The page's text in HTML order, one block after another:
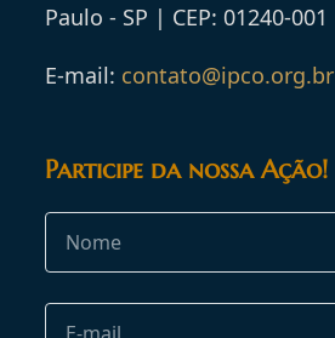
Paulo - SP | CEP: 01240-001
E-mail: contato@ipco.org.br
Participe da nossa Ação!